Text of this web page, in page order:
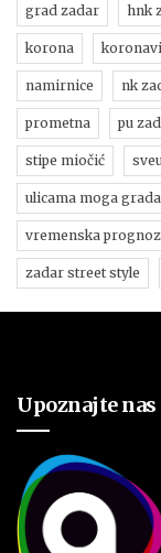
grad zadar hnk
korona
namirnice nk
prometna pu
stipe miočić
ulicama moga grada
vremenska
zadar street style
Upoznajte nas